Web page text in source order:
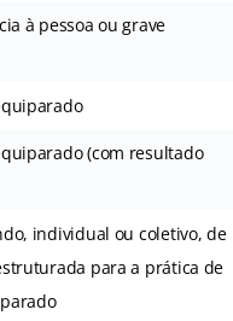
à pessoa ou grave
(com resultado
individual ou coletivo, de
para a prática de